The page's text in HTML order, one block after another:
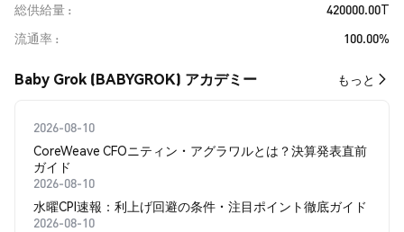
総供給量
420000.00T
流通率
100.00%
Baby Grok (BABYGROK) アカデミー もっと
2026-08-10
CoreWeave CFOニティン・アグラワルとは？決算発表直前
ガイド
2026-08-10
水曜CPI速報：利上げ回避の条件・注目ポイント徹底ガイド
2026-08-10